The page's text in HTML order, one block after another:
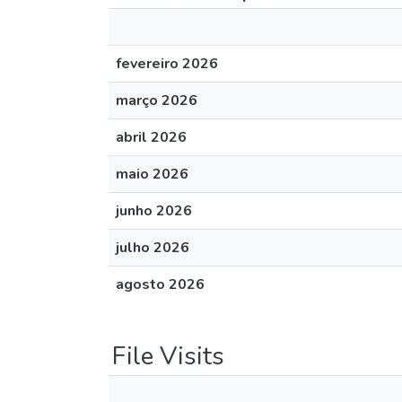
fevereiro 2026
março 2026
abril 2026
maio 2026
junho 2026
julho 2026
agosto 2026
File Visits